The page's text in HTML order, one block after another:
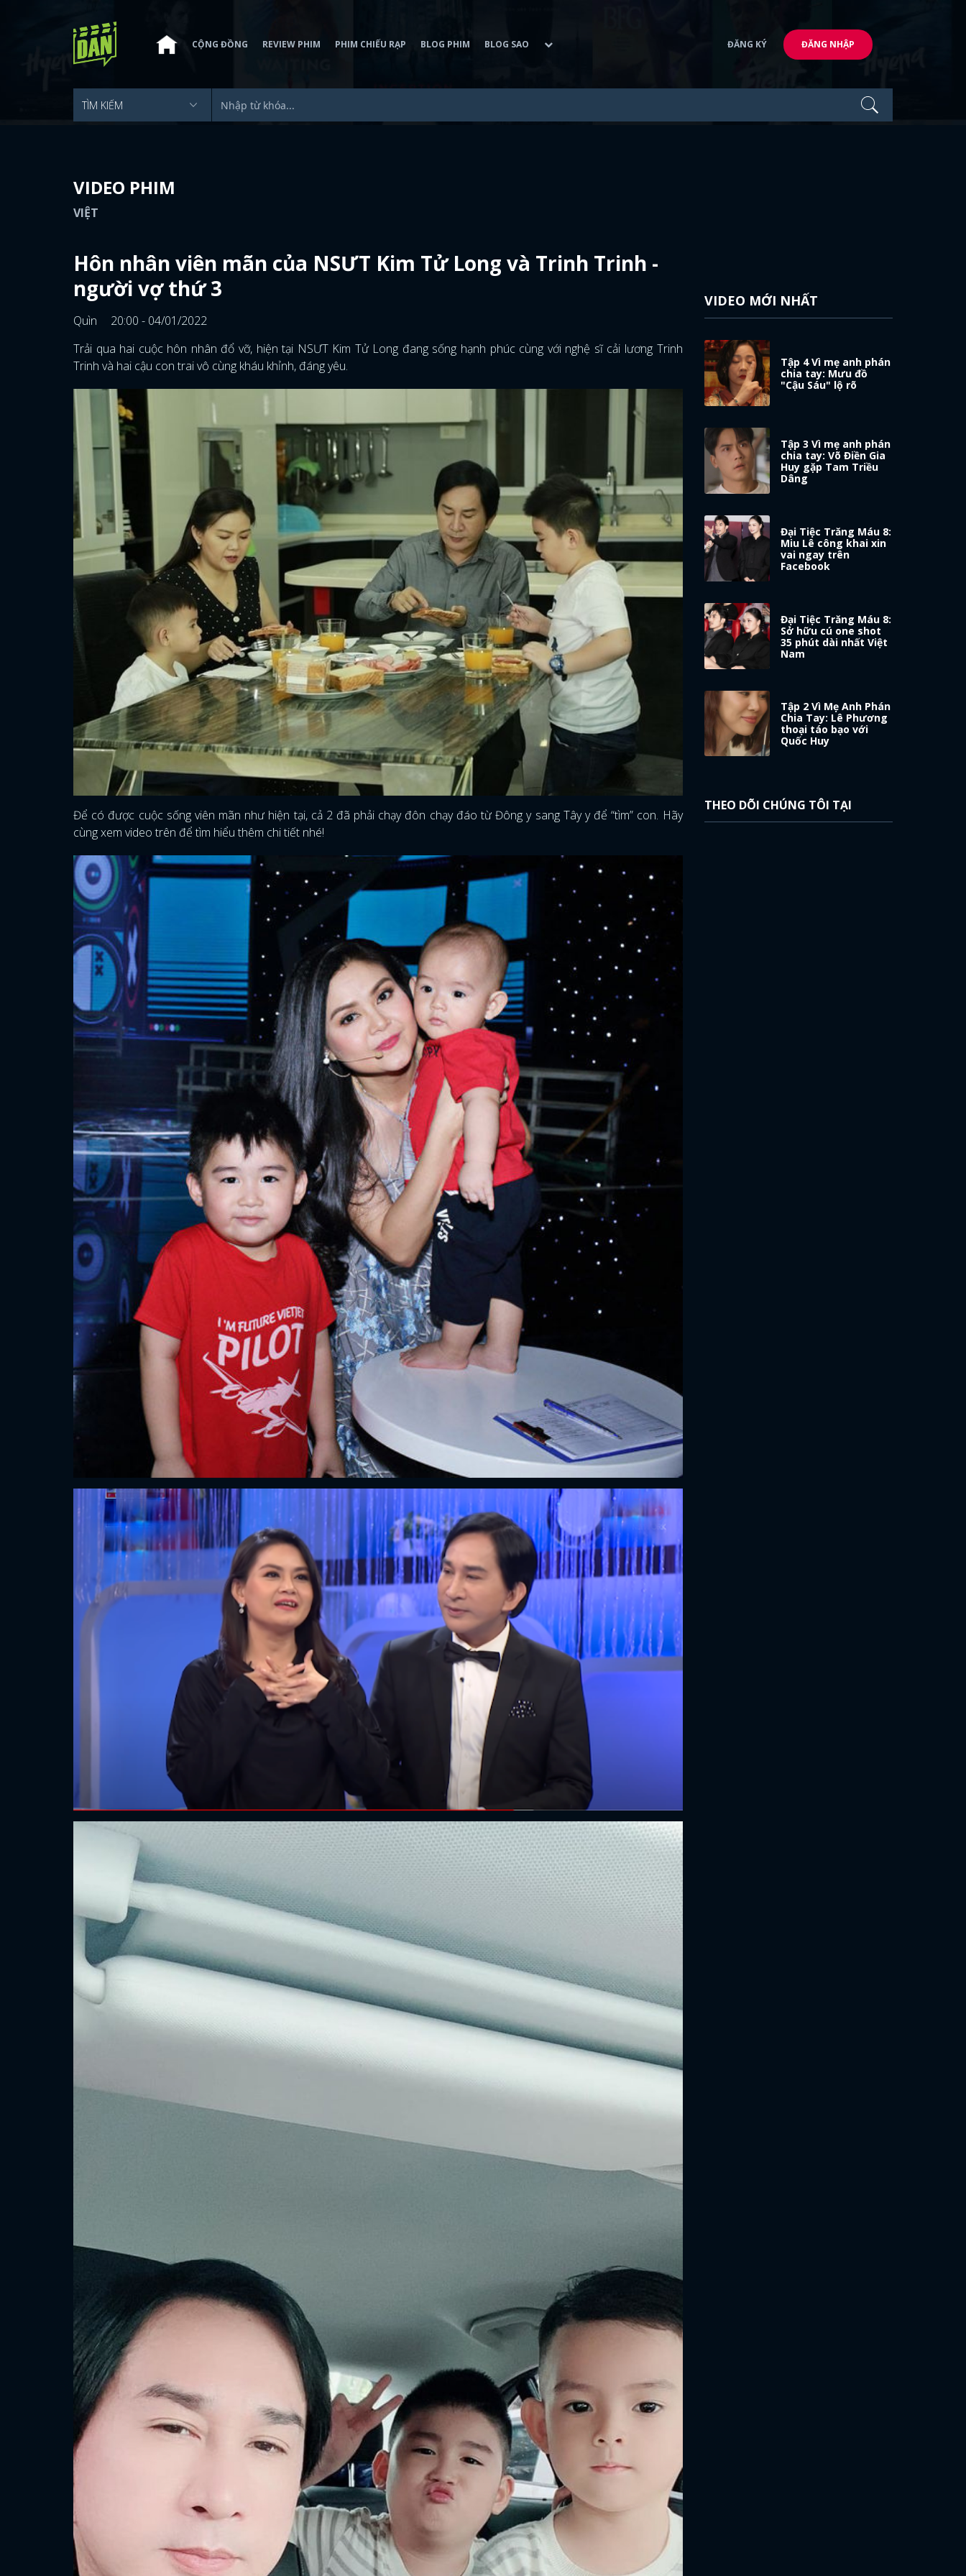
ĐĂNG NHẬP
FACEBOOK GOOGLE
CỘNG ĐỒNG REVIEW PHIM PHIM CHIẾU RẠP BLOG PHIM BLOG SAO ĐĂNG KÝ ĐĂNG NHẬP
VIDEO PHIM
VIỆT
Hôn nhân viên mãn của NSƯT Kim Tử Long và Trinh Trinh -
người vợ thứ 3
Quìn
20:00 - 04/01/2022
Trải qua hai cuộc hôn nhân đổ vỡ, hiện tại NSƯT Kim Tử Long đang sống hạnh phúc cùng với nghệ sĩ cải lương Trinh
Trinh và hai cậu con trai vô cùng kháu khỉnh, đáng yêu.
Để có được cuộc sống viên mãn như hiện tại, cả 2 đã phải chạy đôn chạy đáo từ Đông y sang Tây y để “tìm” con. Hãy
cùng xem video trên để tìm hiểu thêm chi tiết nhé!
VIDEO MỚI NHẤT
Tập 4 Vì mẹ anh phán
chia tay: Mưu đồ
"Cậu Sáu" lộ rõ
Tập 3 Vì mẹ anh phán
chia tay: Võ Điền Gia
Huy gặp Tam Triều
Dâng
Đại Tiệc Trăng Máu 8:
Miu Lê công khai xin
vai ngay trên
Facebook
Đại Tiệc Trăng Máu 8:
Sở hữu cú one shot
35 phút dài nhất Việt
Nam
Tập 2 Vì Mẹ Anh Phán
Chia Tay: Lê Phương
thoại táo bạo với
Quốc Huy
THEO DÕI CHÚNG TÔI TẠI